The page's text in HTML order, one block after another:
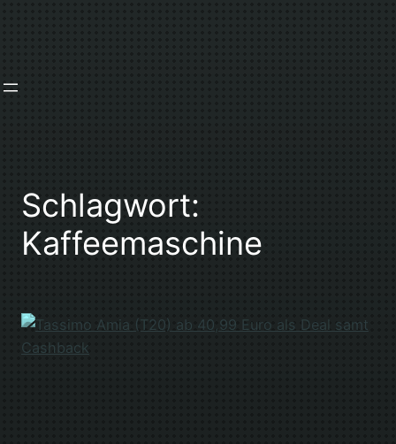
Schlagwort:
Kaffeemaschine